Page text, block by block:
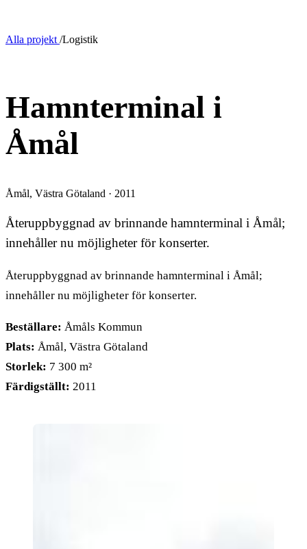
Alla projekt /Logistik
Hamnterminal i
Åmål
Åmål, Västra Götaland · 2011
Återuppbyggnad av brinnande hamnterminal i Åmål;
innehåller nu möjligheter för konserter.
Återuppbyggnad av brinnande hamnterminal i Åmål;
innehåller nu möjligheter för konserter.
Beställare: Åmåls Kommun
Plats: Åmål, Västra Götaland
Storlek: 7 300 m²
Färdigställt: 2011